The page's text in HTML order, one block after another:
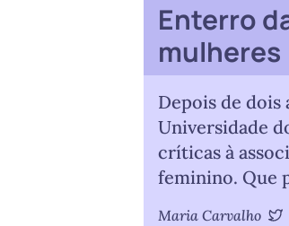
Enterro
mulheres
Depois de dois
Universidade
críticas à
feminino. Que
Maria Carvalho